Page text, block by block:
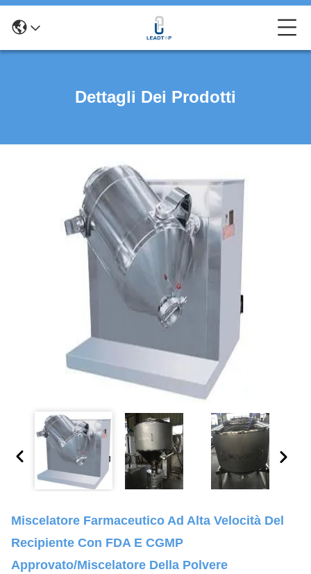
Dettagli Dei Prodotti
Miscelatore Farmaceutico Ad Alta Velocità Del
Recipiente Con FDA E CGMP
Approvato/miscelatore Della Polvere